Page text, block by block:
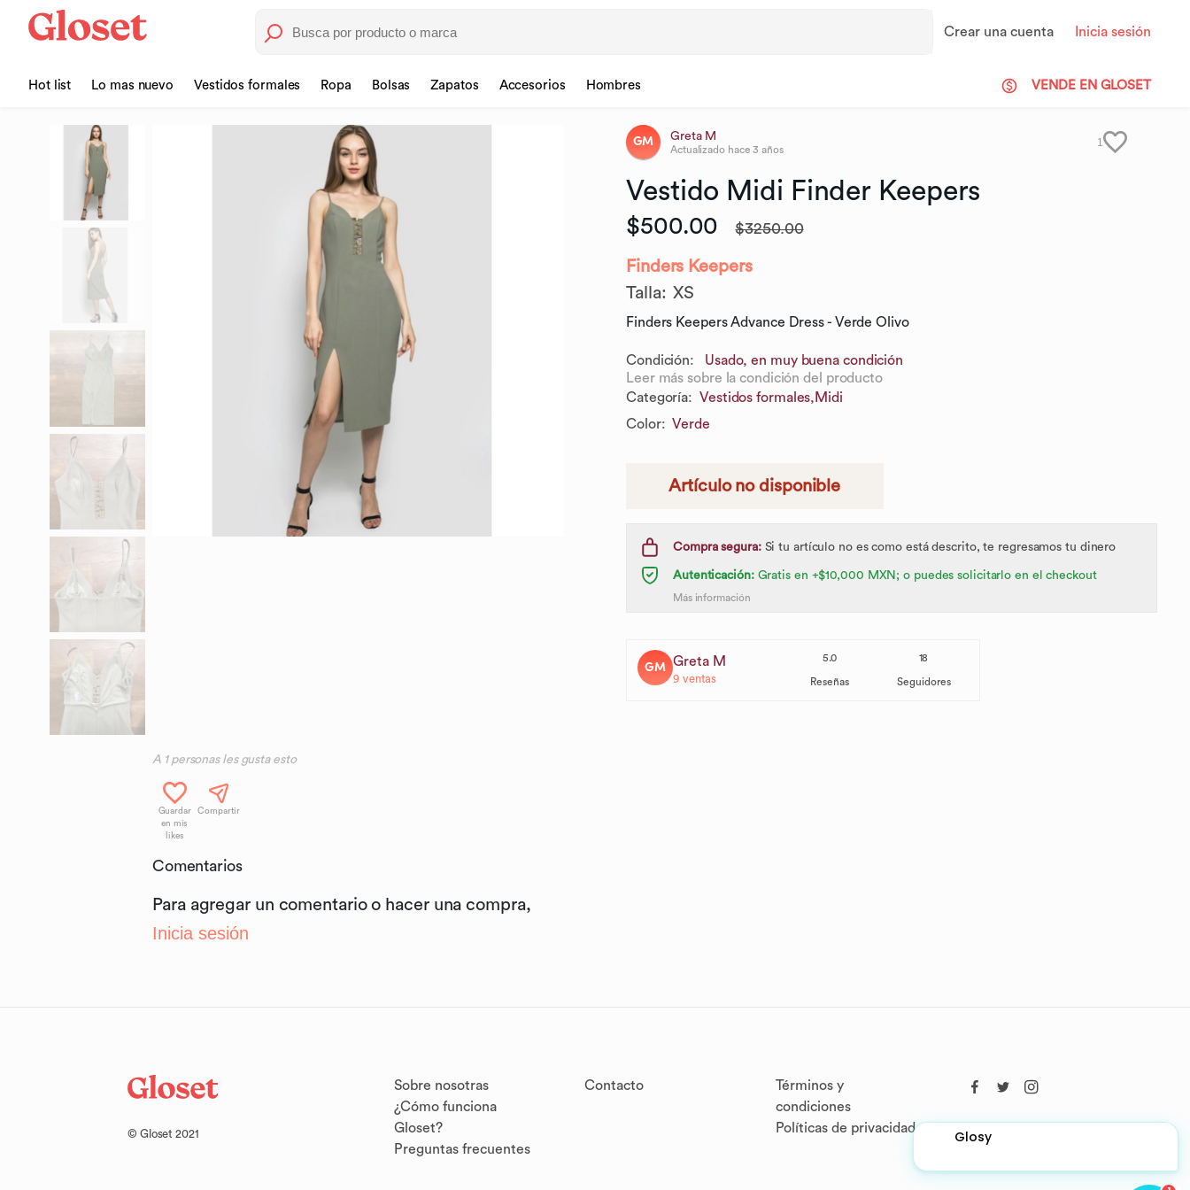
Crear una cuenta Inicia sesión
Hot list Lo mas nuevo Vestidos formales Ropa Bolsas Zapatos Accesorios Hombres VENDE EN GLOSET
A 1personas les gusta esto
Guardar
en mis
likes
Compartir
Comentarios
Para agregar un comentario o hacer una compra,
Inicia sesión
GM Greta M
Actualizado hace 3 años
1
Vestido Midi Finder Keepers
$500.00 $3250.00
Finders Keepers
Talla: XS
Finders Keepers Advance Dress - Verde Olivo
Condición:
Usado, en muy buena condición
Leer más sobre la condición del producto
Categoría: Vestidos formales, Midi
Color: Verde
Artículo no disponible
Compra segura:Si tu artículo no es como está descrito, te regresamos tu dinero
Autenticación:Gratis en +$10,000 MXN; o puedes solicitarlo en el checkout
Más información
GM Greta M
9 ventas
5.0
Reseñas
18
Seguidores
© Gloset 2021
Sobre nosotras
¿Cómo funciona
Gloset?
Preguntas frecuentes
Contacto
Términos y
condiciones
Políticas de privacidad